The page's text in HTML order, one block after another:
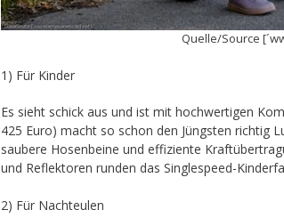
Quelle/Source
1) Für Kinder
Es sieht schick aus und ist mit hochwertigen
425 Euro) macht so schon den Jüngsten richtig
saubere Hosenbeine und effiziente
und Reflektoren runden das Singlespeed-
2) Für Nachteulen